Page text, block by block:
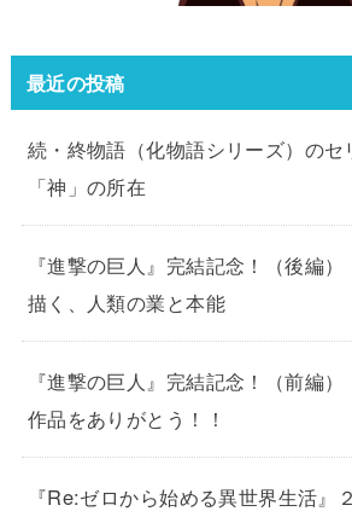
最近の投稿
続・終物語（化物語シリーズ）のセ
「神」の所在
『進撃の巨人』完結記念！（後編
描く、人類の業と本能
『進撃の巨人』完結記念！（前編
作品をありがとう！！
『Re:ゼロから始める異世界生活